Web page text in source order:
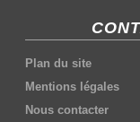
Plan du site
Mentions légales
Nous contacter